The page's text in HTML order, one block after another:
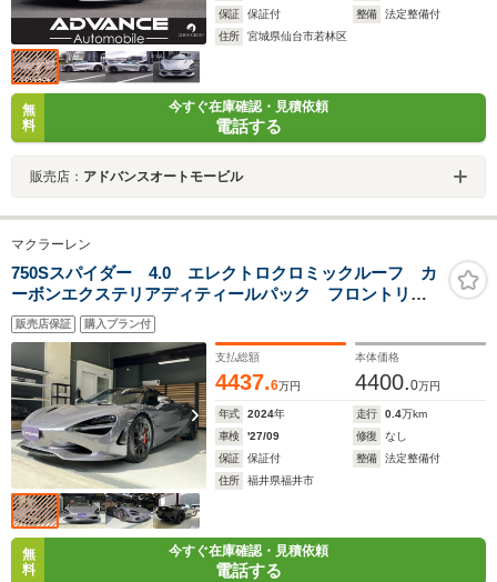
保証
保証付 整備
法定整備付
住所
宮城県仙台市若林区
無
料
今すぐ在庫確認・見積依頼
電話する
販売店： アドバンスオートモービル
マクラーレン
750Sスパイダー 4.0 エレクトロクロミックルーフ カ
ーボンエクステリアディティールパック フロントリフ
ト カーボンヘッドライトサラウンド カーボンフェン
ダールーバー パフォーマンスインテリア Bowers &
Wilkins 12スピーカー
販売店保証 購入プラン付
支払総額
4437.6万円
本体価格
4400.0万円
年式 2024年 走行 0.4万km
車検
'27/09 修復
なし
保証
保証付 整備
法定整備付
住所
福井県福井市
無
料
今すぐ在庫確認・見積依頼
電話する